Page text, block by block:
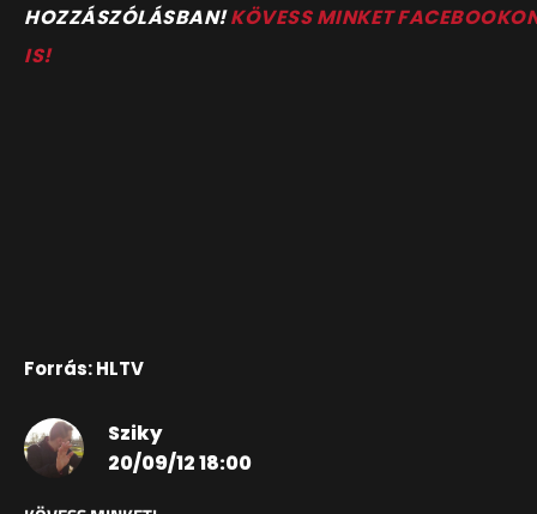
HOZZÁSZÓLÁSBAN!KÖVESS MINKET
IS!
Forrás: HLTV
Sziky
20/09/12 18:00